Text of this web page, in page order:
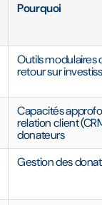
Pourquoi
Outils modulaires
retour sur
Capacités
relation client
donateurs
Gestion des